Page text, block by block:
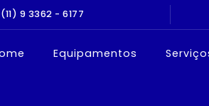
(11) 9 3362 - 6177
MERCADO
Equipamentos